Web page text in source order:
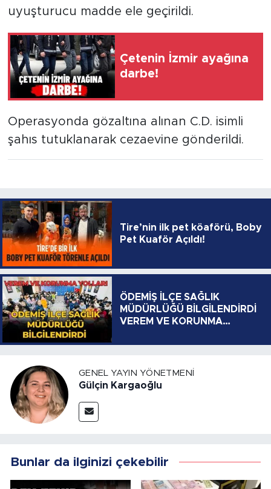
uyuşturucu madde ele geçirildi.
Çetenin İzmir ayağına
darbe!
Operasyonda gözaltına alınan C.D. isimli
şahıs tutuklanarak cezaevine gönderildi.
Tire’nin ilk pet köaförü, Boby
Pet Kuaför Açıldı!
ÖDEMİŞ İLÇE SAĞLIK
MÜDÜRLÜĞÜ BİLGİLENDİRDİ
VEREM VE KORUNMA
GENEL YAYIN YÖNETMENI
Gülçin Kargaoğlu
Bunlar da ilginizi çekebilir